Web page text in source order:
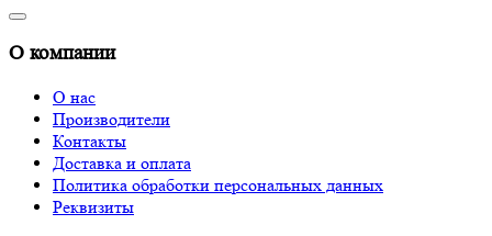
О компании
О нас
Производители
Контакты
Доставка и оплата
Политика обработки персональных данных
Реквизиты